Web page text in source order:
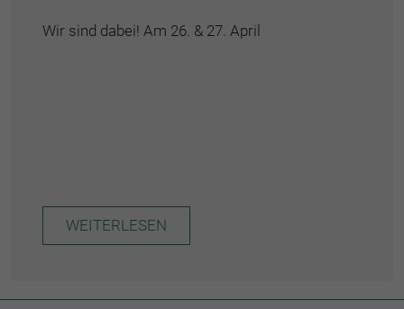
Wir sind dabei! Am 26. & 27. April
WEITERLESEN